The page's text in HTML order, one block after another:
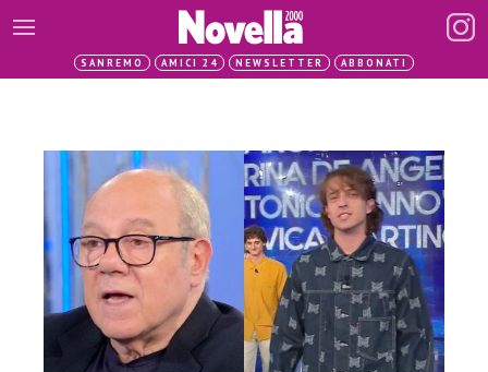
SANREMO AMICI 24 NEWSLETTER ABBONATI